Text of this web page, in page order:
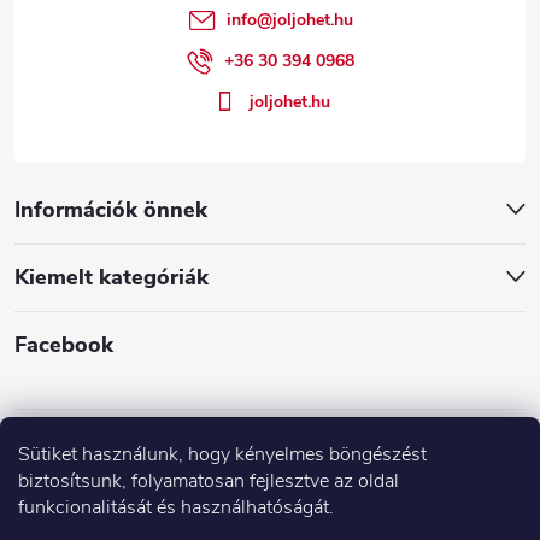
Sütiket használunk, hogy kényelmes böngészést
biztosítsunk, folyamatosan fejlesztve az oldal
funkcionalitását és használhatóságát.
Információk önnek
Kiemelt kategóriák
Facebook
info@joljohet.hu
+36 30 394 0968
joljohet.hu
Árak és paraméterek összehasonlítása az Árukeresőn